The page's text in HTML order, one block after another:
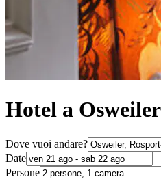
Hotel a Osweiler
Dove vuoi andare?
Date
Persone